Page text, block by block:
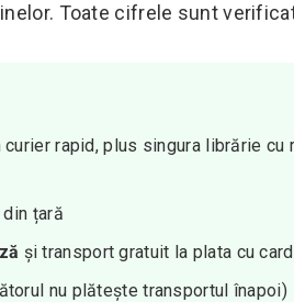
Toate cifrele sunt
curier rapid, plus singura librărie cu
din țară
și transport gratuit la plata cu
nu plătește transportul înapoi)